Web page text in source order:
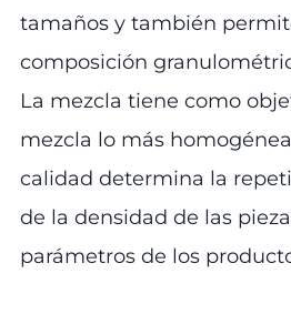
tamaños y también
composición
La mezcla tiene como
mezcla lo más
calidad determina la
de la densidad de las
parámetros de los